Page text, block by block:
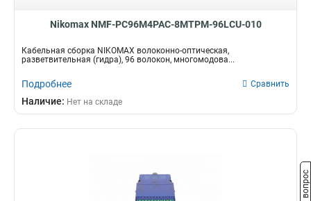
Nikomax NMF-PC96M4PAC-8MTPM-96LCU-010
Кабельная сборка NIKOMAX волоконно-оптическая,
разветвительная (гидра), 96 волокон, многомодова...
Подробнее Сравнить
Наличие: Нет на складе